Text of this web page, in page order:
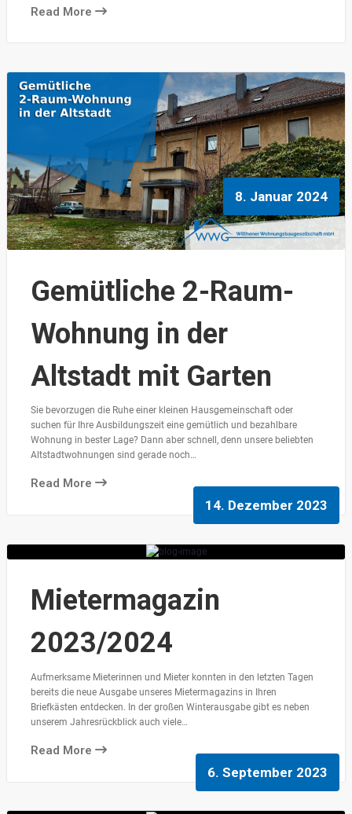
Read More
8. Januar 2024
Gemütliche 2-Raum-
Wohnung in der
Altstadt mit Garten
Sie bevorzugen die Ruhe einer kleinen Hausgemeinschaft oder
suchen für Ihre Ausbildungszeit eine gemütlich und bezahlbare
Wohnung in bester Lage? Dann aber schnell, denn unsere beliebten
Altstadtwohnungen sind gerade noch…
Read More
14. Dezember 2023
Mietermagazin
2023/2024
Aufmerksame Mieterinnen und Mieter konnten in den letzten Tagen
bereits die neue Ausgabe unseres Mietermagazins in Ihren
Briefkästen entdecken. In der großen Winterausgabe gibt es neben
unserem Jahresrückblick auch viele…
Read More
6. September 2023